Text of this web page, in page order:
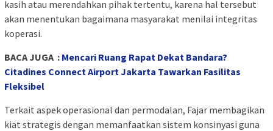
kasih atau merendahkan pihak tertentu, karena hal tersebut
akan menentukan bagaimana masyarakat menilai integritas
koperasi.
BACA JUGA : Mencari Ruang Rapat Dekat Bandara?
Citadines Connect Airport Jakarta Tawarkan Fasilitas
Fleksibel
Terkait aspek operasional dan permodalan, Fajar membagikan
kiat strategis dengan memanfaatkan sistem konsinyasi guna